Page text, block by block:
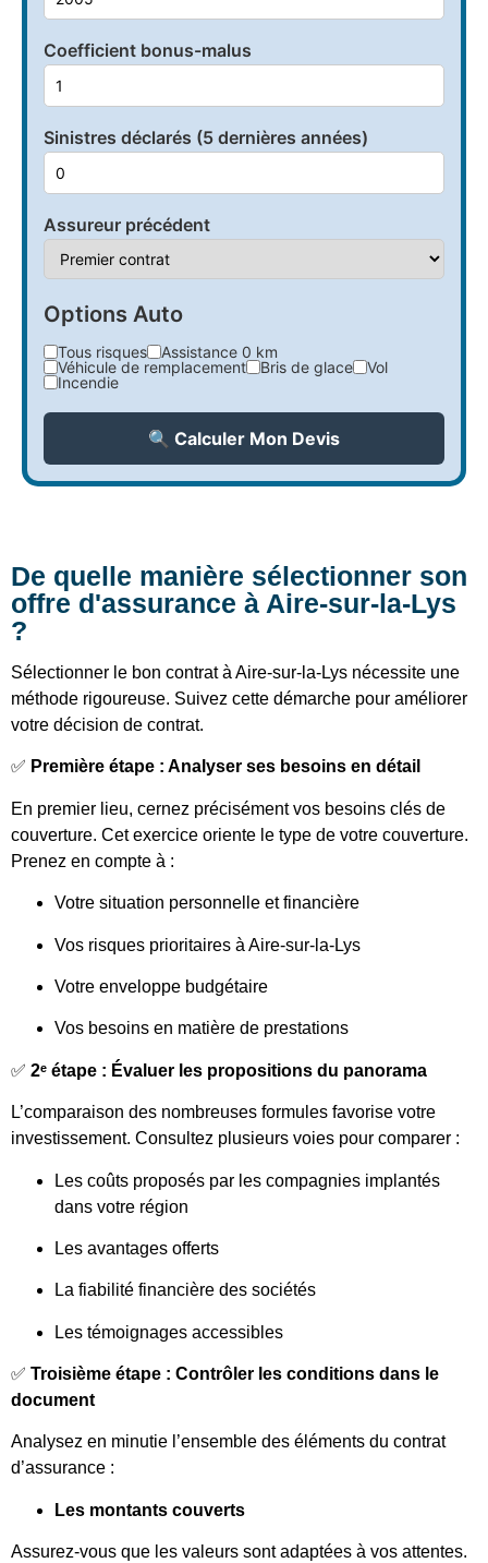
Coefficient bonus-malus
Sinistres déclarés (5 dernières années)
Assureur précédent
Options Auto
Tous risques
Assistance 0 km
Véhicule de remplacement
Bris de glace
Vol
Incendie
🔍 Calculer Mon Devis
De quelle manière sélectionner son
offre d'assurance à Aire-sur-la-Lys
?
Sélectionner le bon contrat à Aire-sur-la-Lys nécessite une
méthode rigoureuse. Suivez cette démarche pour améliorer
votre décision de contrat.
✅ Première étape : Analyser ses besoins en détail
En premier lieu, cernez précisément vos besoins clés de
couverture. Cet exercice oriente le type de votre couverture.
Prenez en compte à :
Votre situation personnelle et financière
Vos risques prioritaires à Aire-sur-la-Lys
Votre enveloppe budgétaire
Vos besoins en matière de prestations
✅ 2ᵉ étape : Évaluer les propositions du panorama
L’comparaison des nombreuses formules favorise votre
investissement. Consultez plusieurs voies pour comparer :
Les coûts proposés par les compagnies implantés
dans votre région
Les avantages offerts
La fiabilité financière des sociétés
Les témoignages accessibles
✅ Troisième étape : Contrôler les conditions dans le
document
Analysez en minutie l’ensemble des éléments du contrat
d’assurance :
Les montants couverts
Assurez-vous que les valeurs sont adaptées à vos attentes.